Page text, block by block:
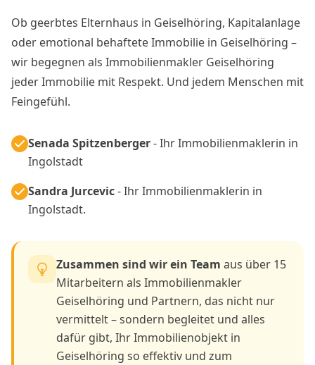
Ob geerbtes Elternhaus in Geiselhöring, Kapitalanlage
oder emotional behaftete Immobilie in Geiselhöring –
wir begegnen als Immobilienmakler Geiselhöring
jeder Immobilie mit Respekt. Und jedem Menschen mit
Feingefühl.
Senada Spitzenberger- Ihr Immobilienmaklerin in
Ingolstadt
Sandra Jurcevic- Ihr Immobilienmaklerin in
Ingolstadt.
Zusammen sind wir ein Team aus über 15
Mitarbeitern als Immobilienmakler
Geiselhöring und Partnern, das nicht nur
vermittelt – sondern begleitet und alles
dafür gibt, Ihr Immobilienobjekt in
Geiselhöring so effektiv und zum